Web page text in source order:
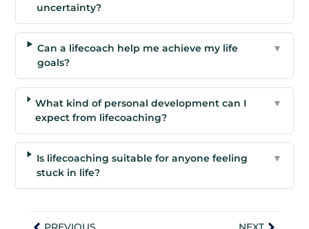
uncertainty?
Can a lifecoach help me achieve my life
goals?
▼
What kind of personal development can I
expect from lifecoaching?
▼
Is lifecoaching suitable for anyone feeling
stuck in life?
▼